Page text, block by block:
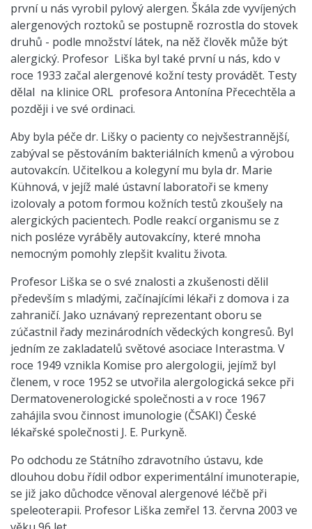
první u nás vyrobil pylový alergen. Škála zde vyvíjených
alergenových roztoků se postupně rozrostla do stovek
druhů - podle množství látek, na něž člověk může být
alergický. Profesor Liška byl také první u nás, kdo v
roce 1933 začal alergenové kožní testy provádět. Testy
dělal na klinice ORL profesora Antonína Přecechtěla a
později i ve své ordinaci.
Aby byla péče dr. Lišky o pacienty co nejvšestrannější,
zabýval se pěstováním bakteriálních kmenů a výrobou
autovakcín. Učitelkou a kolegyní mu byla dr. Marie
Kühnová, v jejíž malé ústavní laboratoři se kmeny
izolovaly a potom formou kožních testů zkoušely na
alergických pacientech. Podle reakcí organismu se z
nich posléze vyráběly autovakcíny, které mnoha
nemocným pomohly zlepšit kvalitu života.
Profesor Liška se o své znalosti a zkušenosti dělil
především s mladými, začínajícími lékaři z domova i za
zahraničí. Jako uznávaný reprezentant oboru se
zúčastnil řady mezinárodních vědeckých kongresů. Byl
jedním ze zakladatelů světové asociace Interastma. V
roce 1949 vznikla Komise pro alergologii, jejímž byl
členem, v roce 1952 se utvořila alergologická sekce při
Dermatovenerologické společnosti a v roce 1967
zahájila svou činnost imunologie (ČSAKI) České
lékařské společnosti J. E. Purkyně.
Po odchodu ze Státního zdravotního ústavu, kde
dlouhou dobu řídil odbor experimentální imunoterapie,
se již jako důchodce věnoval alergenové léčbě při
speleoterapii. Profesor Liška zemřel 13. června 2003 ve